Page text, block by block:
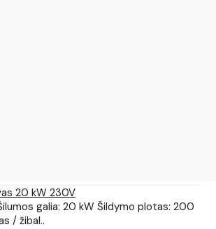
20 kW 230V
galia: 20 kW Šildymo plotas: 200
/ žibal..